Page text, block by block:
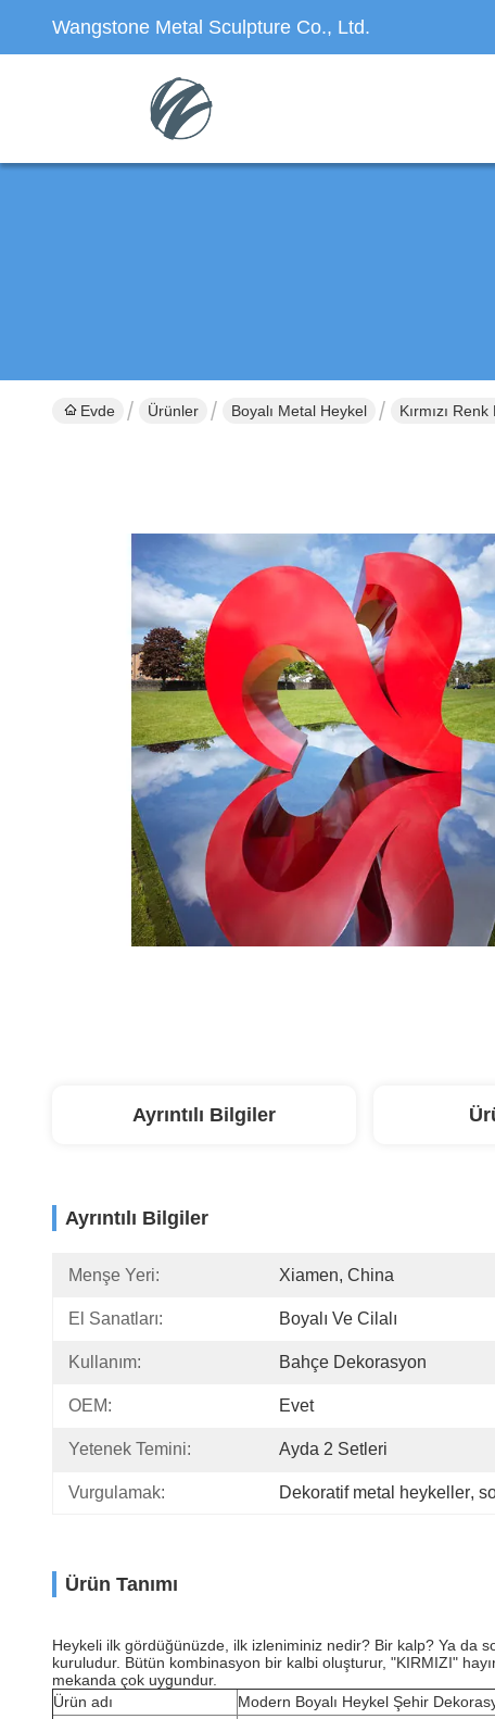
Wangstone Metal Sculpture Co., Ltd.
Evde Ürünler Boyalı Metal Heykel Kırmızı
Ayrıntılı Bilgiler
Ayrıntılı Bilgiler
Menşe Yeri: Xiamen, China
El Sanatları: Boyalı Ve Cilalı
Kullanım: Bahçe Dekorasyon
OEM: Evet
Yetenek Temini: Ayda 2 Setleri
Vurgulamak: Dekoratif metal heykeller,
Ürün Tanımı
Heykeli ilk gördüğünüzde, ilk izleniminiz nedir? Bir kalp? Ya da
kuruludur. Bütün kombinasyon bir kalbi oluşturur, "KIRMIZI"
mekanda çok uygundur.
Ürün adı
Modern Boyalı Heykel Şehir